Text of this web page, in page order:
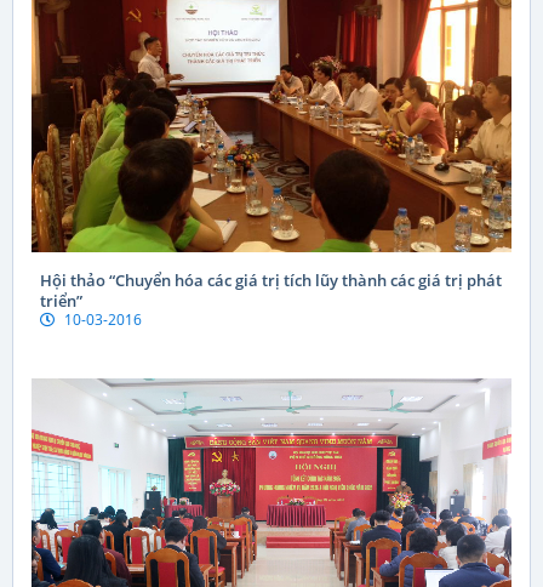
Hội thảo “Chuyển hóa các giá trị tích lũy thành các giá trị phát
triển”
10-03-2016